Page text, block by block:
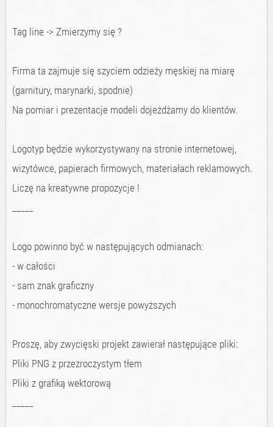
Tag line -> Zmierzymy się ?
Firma ta zajmuje się szyciem odzieży męskiej na miarę
(garnitury, marynarki, spodnie)
Na pomiar i prezentacje modeli dojeżdżamy do klientów.
Logotyp będzie wykorzystywany na stronie internetowej,
wizytówce, papierach firmowych, materiałach reklamowych.
Liczę na kreatywne propozycje !
Logo powinno być w następujących odmianach:
- w całości
- sam znak graficzny
- monochromatyczne wersje powyższych
Proszę, aby zwycięski projekt zawierał następujące pliki:
Pliki PNG z przezroczystym tłem
Pliki z grafiką wektorową